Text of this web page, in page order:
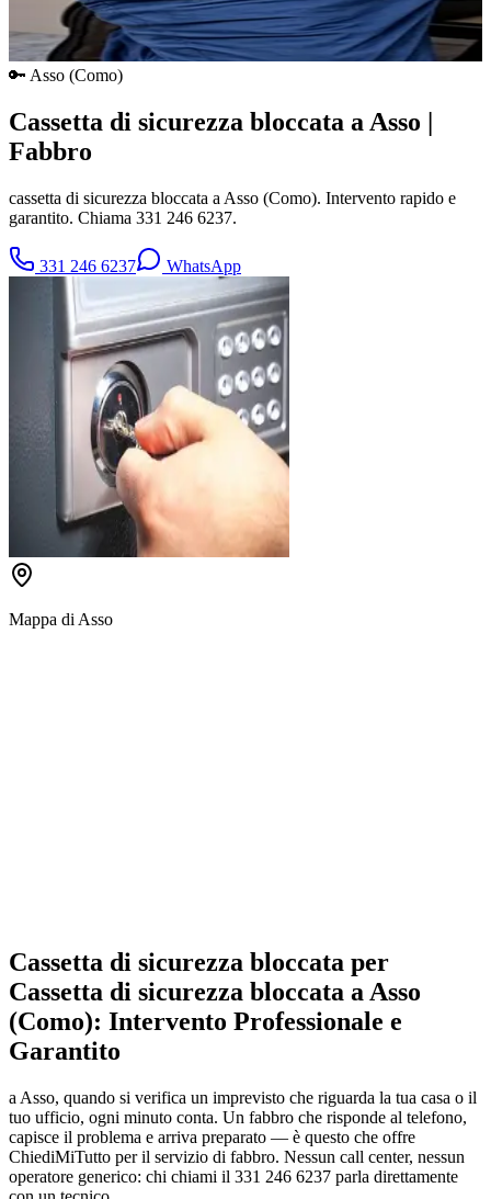
🔑 Asso (Como)
Cassetta di sicurezza bloccata a Asso |
Fabbro
cassetta di sicurezza bloccata a Asso (Como). Intervento rapido e
garantito. Chiama 331 246 6237.
331 246 6237 WhatsApp
Mappa di Asso
Cassetta di sicurezza bloccata per
Cassetta di sicurezza bloccata a Asso
(Como): Intervento Professionale e
Garantito
a Asso, quando si verifica un imprevisto che riguarda la tua casa o il
tuo ufficio, ogni minuto conta. Un fabbro che risponde al telefono,
capisce il problema e arriva preparato — è questo che offre
ChiediMiTutto per il servizio di fabbro. Nessun call center, nessun
operatore generico: chi chiami il 331 246 6237 parla direttamente